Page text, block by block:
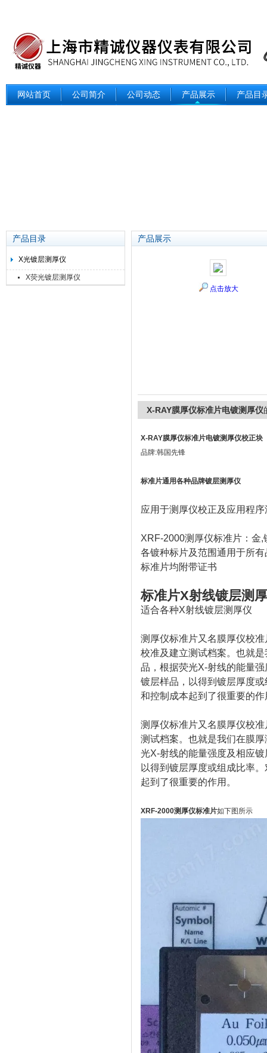
网站首页 公司简介 公司动态 产品展示 产品目
产品目录
X光镀层测厚仪
X荧光镀层测厚仪
产品展示
点击放大
X-RAY膜厚仪标准片电镀测厚仪
X-RAY膜厚仪标准片电镀测厚仪校正块
品牌:韩国先锋
标准片通用各种品牌镀层测厚仪
应用于测厚仪校正及应用程序
XRF-2000测厚仪标准片：金
各镀种标片及范围通用于所
标准片均附带证书
标准片X射线镀层测
适合各种X射线镀层测厚仪
测厚仪标准片又名膜厚仪校
校准及建立测试档案。也就
品，根据荧光X-射线的能量
镀层样品，以得到镀层厚度
和控制成本起到了很重要的作
测厚仪标准片又名膜厚仪校
测试档案。也就是我们在膜
光X-射线的能量强度及相应
以得到镀层厚度或组成比率
起到了很重要的作用。
XRF-2000测厚仪标准片如下图所示